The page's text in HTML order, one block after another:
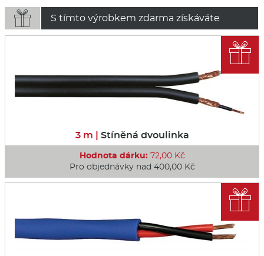
 S tímto výrobkem zdarma získáváte
3 m | Stíněná dvoulinka
Hodnota dárku:72,00 Kč
Pro objednávky nad 400,00 Kč

